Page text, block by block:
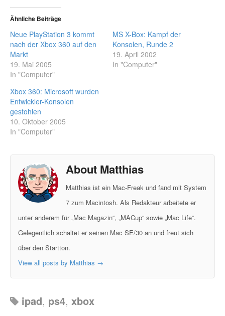
Ähnliche Beiträge
Neue PlayStation 3 kommt
nach der Xbox 360 auf den
Markt
19. Mai 2005
In "Computer"
MS X-Box: Kampf der
Konsolen, Runde 2
19. April 2002
In "Computer"
Xbox 360: Microsoft wurden
Entwickler-Konsolen
gestohlen
10. Oktober 2005
In "Computer"
About Matthias
Matthias ist ein Mac-Freak und fand mit System
7 zum Macintosh. Als Redakteur arbeitete er
unter anderem für „Mac Magazin“, „MACup“ sowie „Mac Life“.
Gelegentlich schaltet er seinen Mac SE/30 an und freut sich
über den Startton.
View all posts by Matthias →
ipad, ps4, xbox